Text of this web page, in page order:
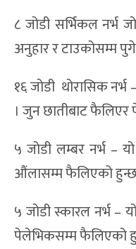
८ जोडी सर्भिकल नर्भ
अनुहार र टाउकोसम्म
१६ जोडी थोरासिक नर्भ
। जुन छातीबाट
५ जोडी लम्बर नर्भ –
औंलासम्म फैलिएको
५ जोडी स्कारल नर्भ –
पेलेभिकसम्म फैलिएको